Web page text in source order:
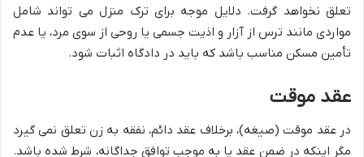
تعلق نخواهد گرفت. دلایل موجه برای ترک منزل می تواند شامل
مواردی مانند ترس از آزار و اذیت جسمی یا روحی از سوی مرد، یا عدم
تأمین مسکن مناسب باشد که باید در دادگاه اثبات شود.
عقد موقت
در عقد موقت (صیغه)، برخلاف عقد دائم، نفقه به زن تعلق نمی گیرد
مگر اینکه در ضمن عقد یا به موجب توافق جداگانه، شرط شده باشد.